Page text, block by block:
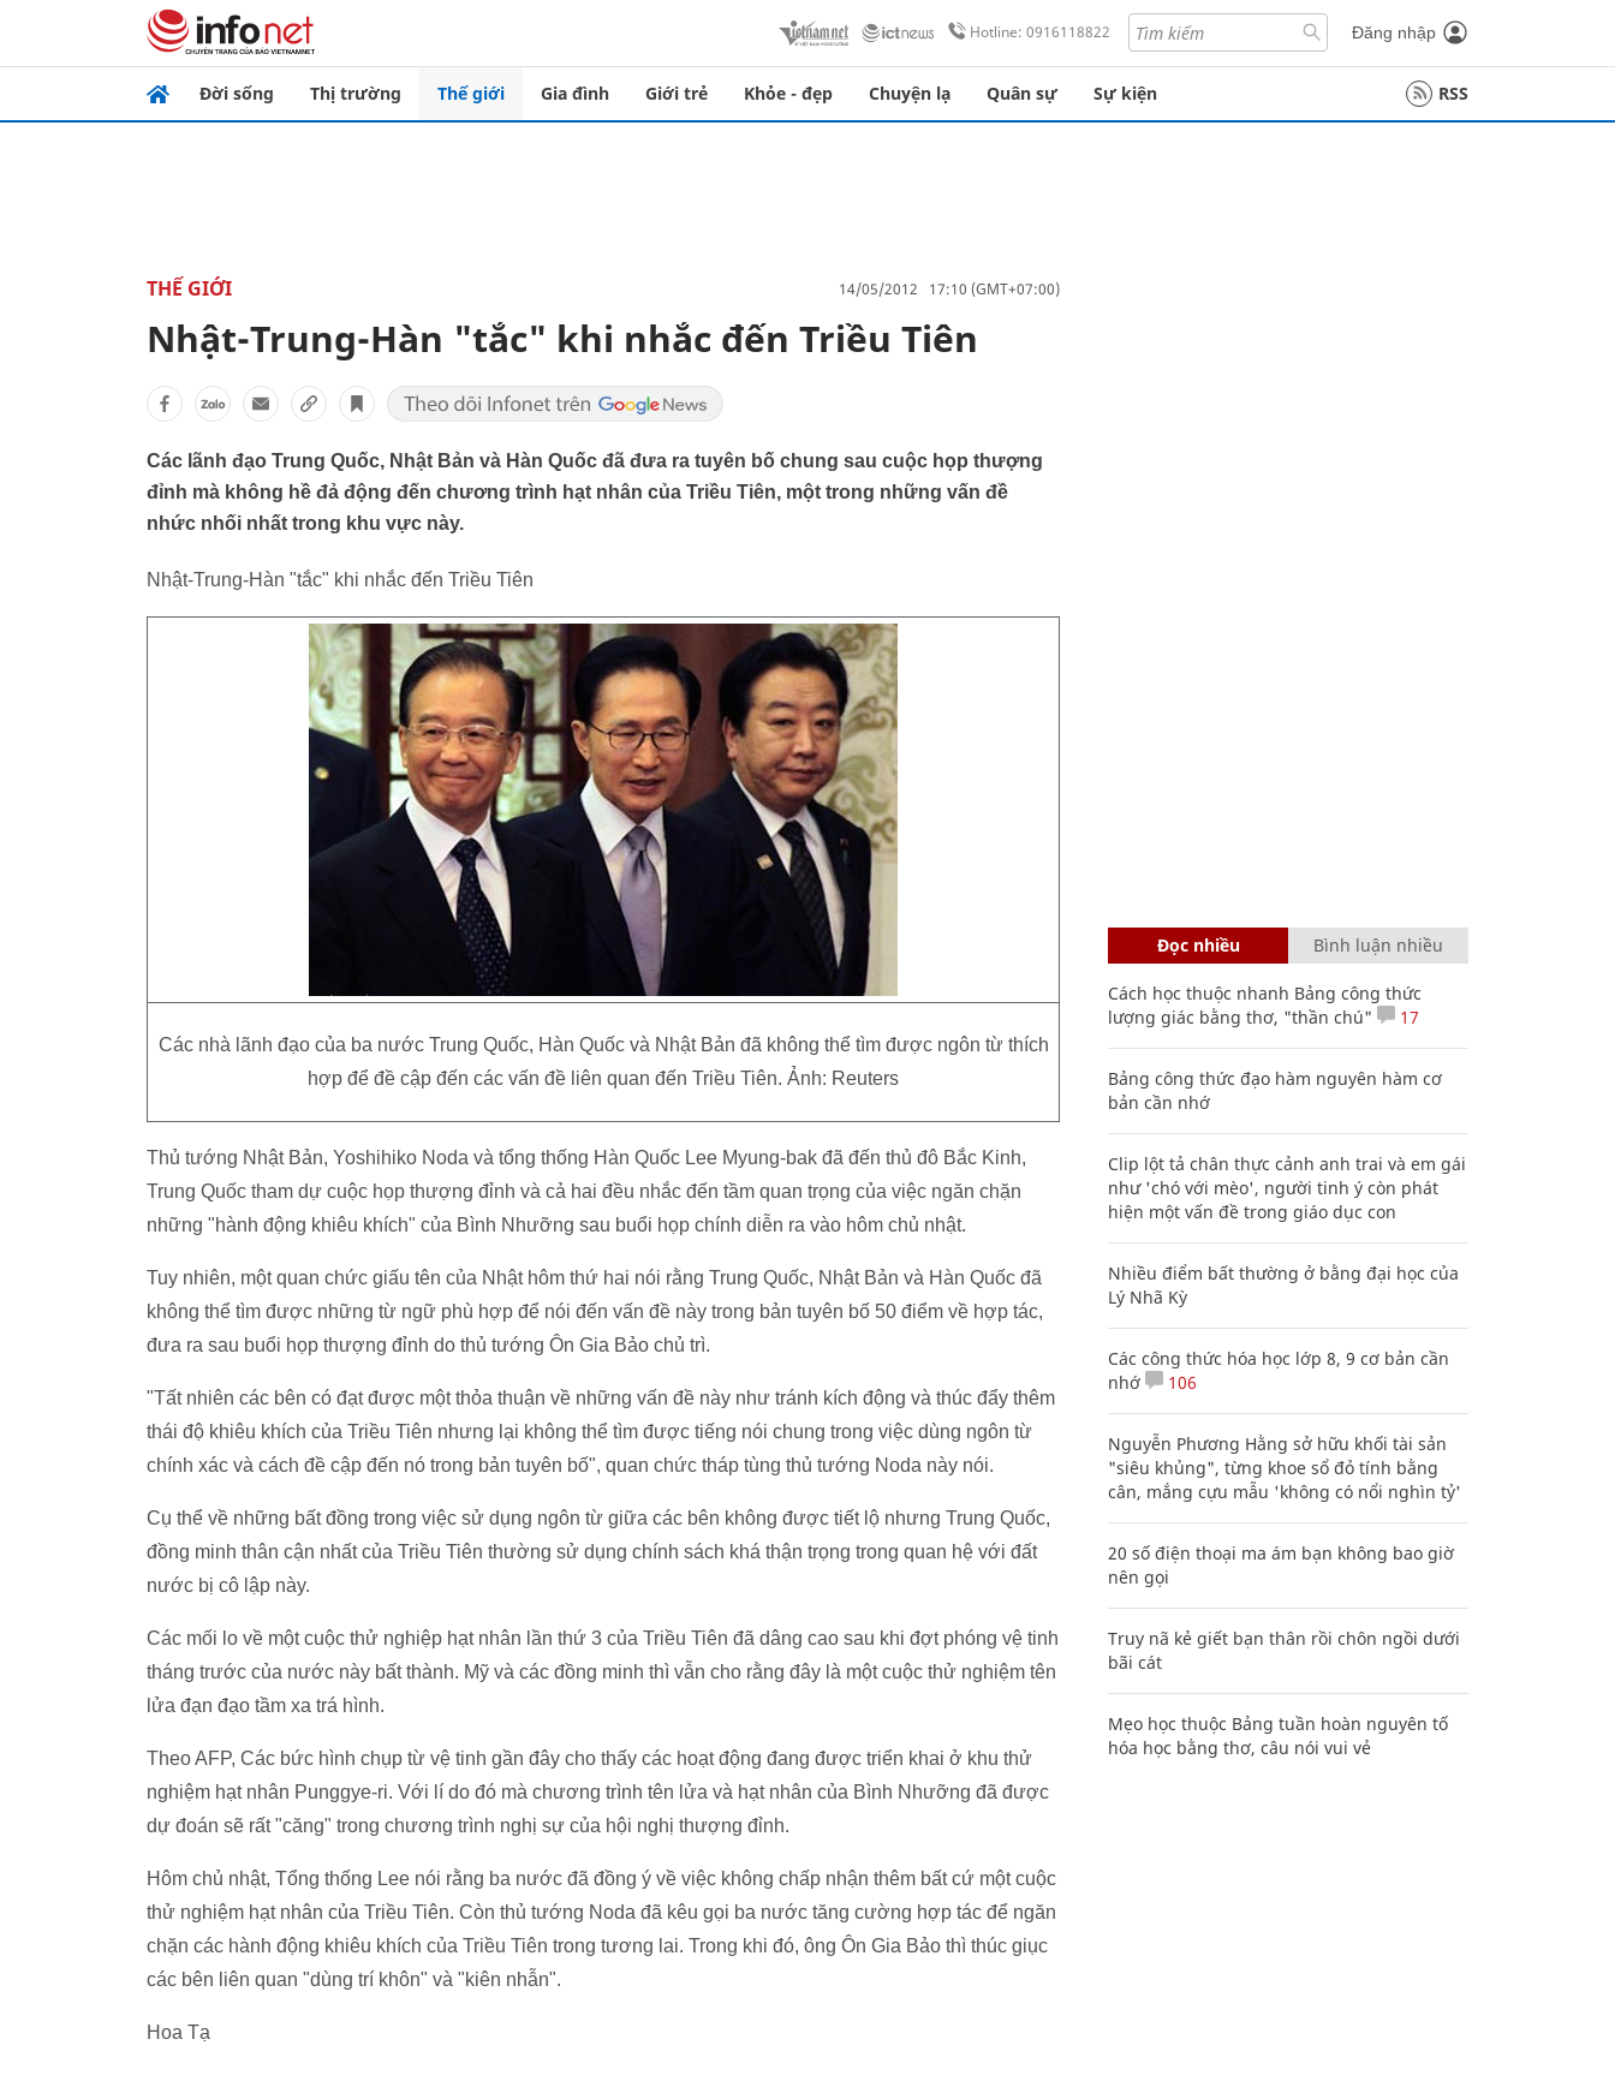
Hotline: 0916118822 Đăng nhập
Đời sống Thị trường Thế giới Gia đình Giới trẻ Khỏe - đẹp Chuyện lạ Quân sự Sự kiện RSS
THẾ GIỚI 14/05/2012 17:10 (GMT+07:00)
Nhật-Trung-Hàn "tắc" khi nhắc đến Triều Tiên
Các lãnh đạo Trung Quốc, Nhật Bản và Hàn Quốc đã đưa ra tuyên bố chung sau cuộc họp thượng
đỉnh mà không hề đả động đến chương trình hạt nhân của Triều Tiên, một trong những vấn đề
nhức nhối nhất trong khu vực này.
Nhật-Trung-Hàn "tắc" khi nhắc đến Triều Tiên
Các nhà lãnh đạo của ba nước Trung Quốc, Hàn Quốc và Nhật Bản đã không thể tìm được ngôn từ thích
hợp để đề cập đến các vấn đề liên quan đến Triều Tiên. Ảnh: Reuters
Thủ tướng Nhật Bản, Yoshihiko Noda và tổng thống Hàn Quốc Lee Myung-bak đã đến thủ đô Bắc Kinh,
Trung Quốc tham dự cuộc họp thượng đỉnh và cả hai đều nhắc đến tầm quan trọng của việc ngăn chặn
những "hành động khiêu khích" của Bình Nhưỡng sau buổi họp chính diễn ra vào hôm chủ nhật.
Tuy nhiên, một quan chức giấu tên của Nhật hôm thứ hai nói rằng Trung Quốc, Nhật Bản và Hàn Quốc đã
không thể tìm được những từ ngữ phù hợp để nói đến vấn đề này trong bản tuyên bố 50 điểm về hợp tác,
đưa ra sau buổi họp thượng đỉnh do thủ tướng Ôn Gia Bảo chủ trì.
"Tất nhiên các bên có đạt được một thỏa thuận về những vấn đề này như tránh kích động và thúc đẩy thêm
thái độ khiêu khích của Triều Tiên nhưng lại không thể tìm được tiếng nói chung trong việc dùng ngôn từ
chính xác và cách đề cập đến nó trong bản tuyên bố", quan chức tháp tùng thủ tướng Noda này nói.
Cụ thể về những bất đồng trong việc sử dụng ngôn từ giữa các bên không được tiết lộ nhưng Trung Quốc,
đồng minh thân cận nhất của Triều Tiên thường sử dụng chính sách khá thận trọng trong quan hệ với đất
nước bị cô lập này.
Các mối lo về một cuộc thử nghiệp hạt nhân lần thứ 3 của Triều Tiên đã dâng cao sau khi đợt phóng vệ tinh
tháng trước của nước này bất thành. Mỹ và các đồng minh thì vẫn cho rằng đây là một cuộc thử nghiệm tên
lửa đạn đạo tầm xa trá hình.
Theo AFP, Các bức hình chụp từ vệ tinh gần đây cho thấy các hoạt động đang được triển khai ở khu thử
nghiệm hạt nhân Punggye-ri. Với lí do đó mà chương trình tên lửa và hạt nhân của Bình Nhưỡng đã được
dự đoán sẽ rất "căng" trong chương trình nghị sự của hội nghị thượng đỉnh.
Hôm chủ nhật, Tổng thống Lee nói rằng ba nước đã đồng ý về việc không chấp nhận thêm bất cứ một cuộc
thử nghiệm hạt nhân của Triều Tiên. Còn thủ tướng Noda đã kêu gọi ba nước tăng cường hợp tác để ngăn
chặn các hành động khiêu khích của Triều Tiên trong tương lai. Trong khi đó, ông Ôn Gia Bảo thì thúc giục
các bên liên quan "dùng trí khôn" và "kiên nhẫn".
Hoa Tạ
Đọc nhiều Bình luận nhiều
Cách học thuộc nhanh Bảng công thức
lượng giác bằng thơ, "thần chú"
17
Bảng công thức đạo hàm nguyên hàm cơ
bản cần nhớ
Clip lột tả chân thực cảnh anh trai và em gái
như 'chó với mèo', người tinh ý còn phát
hiện một vấn đề trong giáo dục con
Nhiều điểm bất thường ở bằng đại học của
Lý Nhã Kỳ
Các công thức hóa học lớp 8, 9 cơ bản cần
nhớ
106
Nguyễn Phương Hằng sở hữu khối tài sản
"siêu khủng", từng khoe sổ đỏ tính bằng
cân, mắng cựu mẫu 'không có nổi nghìn tỷ'
20 số điện thoại ma ám bạn không bao giờ
nên gọi
Truy nã kẻ giết bạn thân rồi chôn ngồi dưới
bãi cát
Mẹo học thuộc Bảng tuần hoàn nguyên tố
hóa học bằng thơ, câu nói vui vẻ